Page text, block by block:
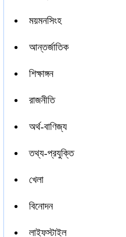
ময়মনসিংহ
আন্তর্জাতিক
শিক্ষাঙ্গন
রাজনীতি
অর্থ-বাণিজ্য
তথ্য-প্রযুক্তি
খেলা
বিনোদন
লাইফস্টাইল